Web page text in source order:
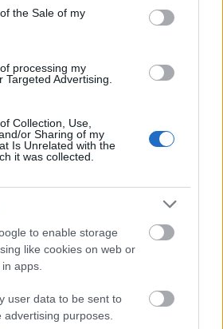
the Sale of my
processing my
Targeted Advertising.
Collection, Use,
or Sharing of my
Is Unrelated with the
it was collected.
to enable storage
like cookies on web or
apps.
user data to be sent to
purposes.